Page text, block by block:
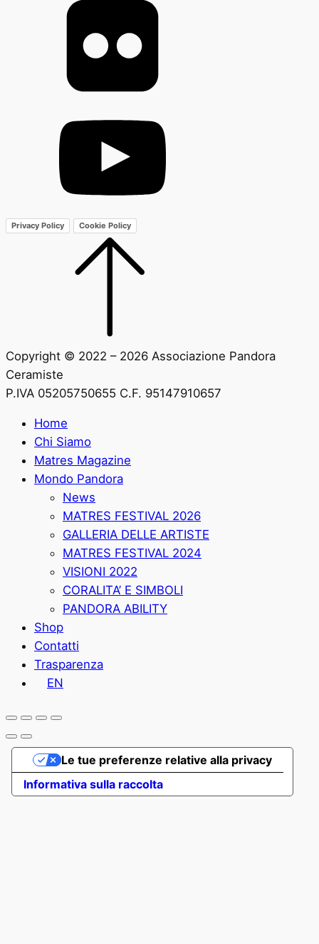
Privacy Policy Cookie Policy
Copyright © 2022 – 2026 Associazione Pandora
Ceramiste
P.IVA 05205750655 C.F. 95147910657
Home
Chi Siamo
Matres Magazine
Mondo Pandora
News
MATRES FESTIVAL 2026
GALLERIA DELLE ARTISTE
MATRES FESTIVAL 2024
VISIONI 2022
CORALITA’ E SIMBOLI
PANDORA ABILITY
Shop
Contatti
Trasparenza
EN
Informativa sulla raccolta
Le tue preferenze relative alla privacy